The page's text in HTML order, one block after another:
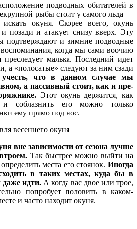
подводных обитателей в
рыбы стоит у самого льда —
окуня. Скорее всего, окунь
позади и атакует снизу вверх. Эту
подтверждают и зимние подводные
когда мы сами воочию
преследует малька. Последний идет
а «полосатые» следуют за ним сзади
что в данном случае мы
а пассивный стоит, как и пре-
Этот окунь держится, как
соблазнить его можно только
ему прямо под нос.
вне зависимости от сезона лучше
Так быстрее можно выйти на
места его стоянок. Иногда
в таких местах, куда бы в
даже идти. А когда вас двое или трое,
попробует половить в каком-
и часто находит окуня.